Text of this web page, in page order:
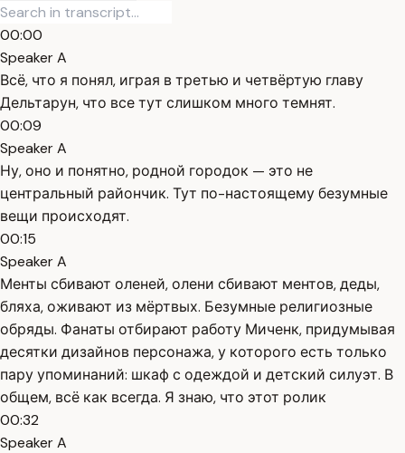
00:00
Speaker A
Всё, что я понял, играя в третью и четвёртую главу
Дельтарун, что все тут слишком много темнят.
00:09
Speaker A
Ну, оно и понятно, родной городок — это не
центральный райончик. Тут по-настоящему безумные
вещи происходят.
00:15
Speaker A
Менты сбивают оленей, олени сбивают ментов, деды,
бляха, оживают из мёртвых. Безумные религиозные
обряды. Фанаты отбирают работу Миченк, придумывая
десятки дизайнов персонажа, у которого есть только
пару упоминаний: шкаф с одеждой и детский силуэт. В
общем, всё как всегда. Я знаю, что этот ролик
00:32
Speaker A